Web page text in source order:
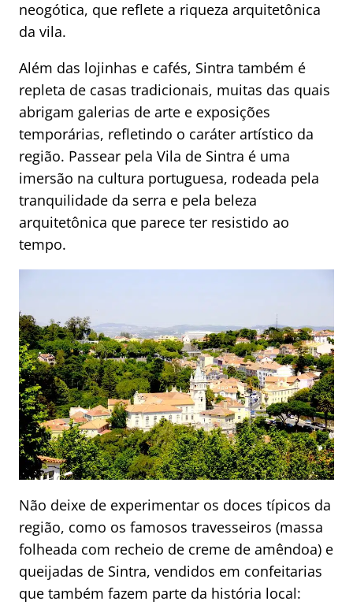
neogótica, que reflete a riqueza arquitetônica
da vila.
Além das lojinhas e cafés, Sintra também é
repleta de casas tradicionais, muitas das quais
abrigam galerias de arte e exposições
temporárias, refletindo o caráter artístico da
região. Passear pela Vila de Sintra é uma
imersão na cultura portuguesa, rodeada pela
tranquilidade da serra e pela beleza
arquitetônica que parece ter resistido ao
tempo.
Não deixe de experimentar os doces típicos da
região, como os famosos travesseiros (massa
folheada com recheio de creme de amêndoa) e
queijadas de Sintra, vendidos em confeitarias
que também fazem parte da história local: